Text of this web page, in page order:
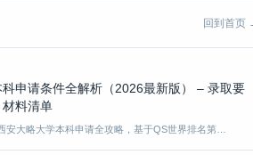
回到首页
申请条件全解析（2026最新版） – 录取要
料清单
安大略大学本科申请全攻略，基于QS世界排名第…